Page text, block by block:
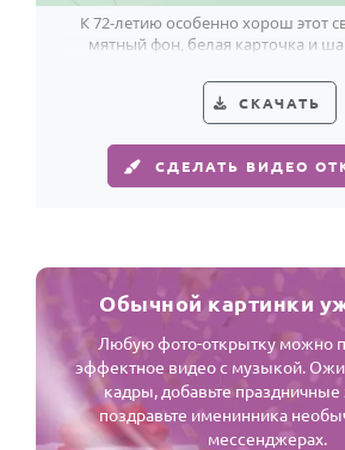
К 72-летию особенно хорош этот
мятный фон, белая карточка и
СКАЧАТЬ
СДЕЛАТЬ ВИДЕО
Обычной картинки
Любую фото-открытку можно
эффектное видео с музыкой.
кадры, добавьте
поздравьте именинника
мессенджерах.